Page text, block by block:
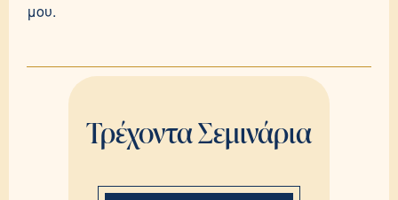
μου.
Τρέχοντα Σεμινάρια